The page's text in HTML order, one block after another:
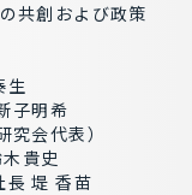
共創および政策
生
子明希
会代表）
貴史
⻑ 堤 香苗